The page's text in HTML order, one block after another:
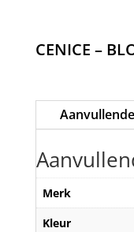
CENICE –
Merk
Kleur